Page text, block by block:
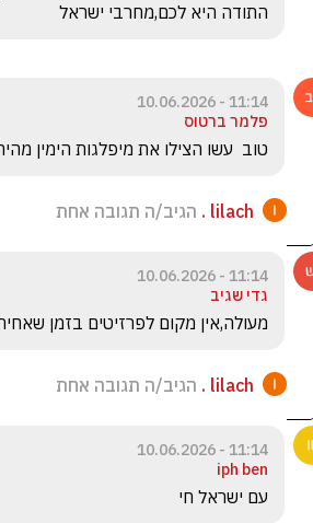
התודה היא לכם,מחרבי ישראל
11:14 - 10.06.2026
פלמר ברטוס
טוב  עשו הצילו את מיפלגות הימין
lilach . הגיב/ה תגובה אחת
11:14 - 10.06.2026
גדי שגיב
מעולה,אין מקום לפרזיטים בזמן
lilach . הגיב/ה תגובה אחת
11:14 - 10.06.2026
iph ben
עם ישראל חי